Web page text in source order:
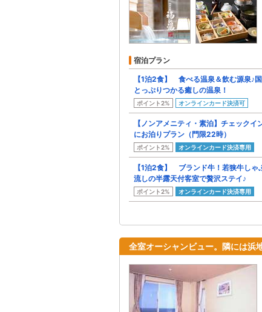
宿泊プラン
【1泊2食】 食べる温泉＆飲む源泉♪
とっぷりつかる癒しの温泉！
ポイント2% オンラインカード決済可
【ノンアメニティ・素泊】チェック
にお泊りプラン（門限22時）
ポイント2% オンラインカード決済専用
【1泊2食】 ブランド牛！若狭牛し
流しの半露天付客室で贅沢ステイ♪
ポイント2% オンラインカード決済専用
全室オーシャンビュー。隣には浜